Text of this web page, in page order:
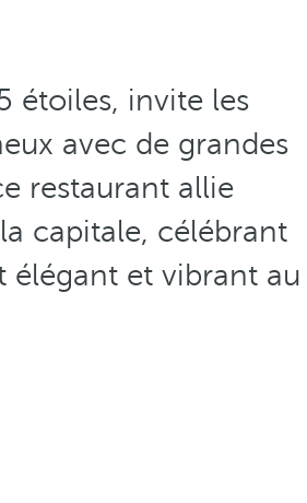
étoiles, invite les
avec de grandes
restaurant allie
capitale, célébrant
élégant et vibrant au